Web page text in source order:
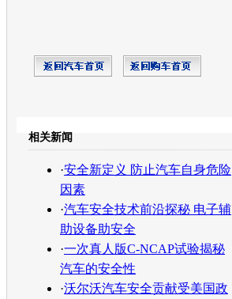
相关新闻
·安全新定义 防止汽车自身危险
因素
·汽车安全技术前沿探秘 电子辅
助设备助安全
·一次真人版C-NCAP试验揭秘
汽车的安全性
·沃尔沃汽车安全贡献受美国政